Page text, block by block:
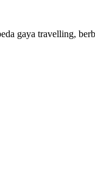
gaya travelling,